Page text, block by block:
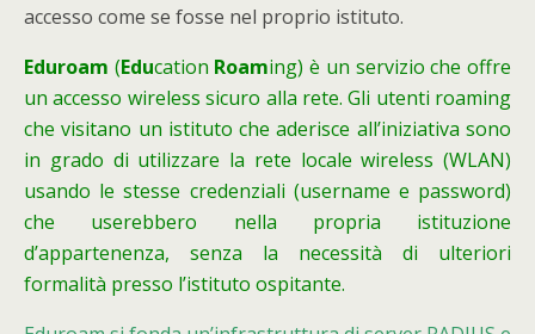
accesso come se fosse nel proprio istituto.
Eduroam (Education Roaming) è un servizio che offre
un accesso wireless sicuro alla rete. Gli utenti roaming
che visitano un istituto che aderisce all’iniziativa sono
in grado di utilizzare la rete locale wireless (WLAN)
usando le stesse credenziali (username e password)
che userebbero nella propria istituzione
d’appartenenza, senza la necessità di ulteriori
formalità presso l’istituto ospitante.